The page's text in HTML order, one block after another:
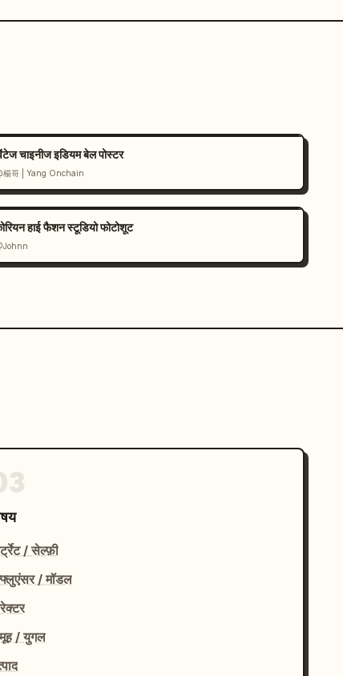
चाइनीज इडियम बेल पोस्टर
楊哥 | Yang Onchain
हाई फैशन स्टूडियो फोटोशूट
/ सेल्फ़ी
/ मॉडल
/ युगल